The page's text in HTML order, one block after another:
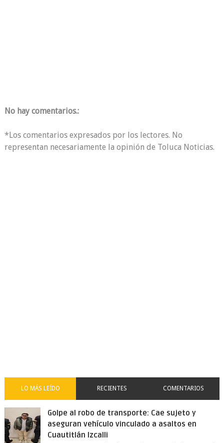
No hay comentarios.:
*Los comentarios expresados por los lectores. No
representan necesariamente la opinión de Toluca Noticias.
LO MÁS LEÍDO RECIENTES COMENTARIOS
Golpe al robo de transporte: Cae sujeto y
aseguran vehículo vinculado a asaltos en
Cuautitlán Izcalli